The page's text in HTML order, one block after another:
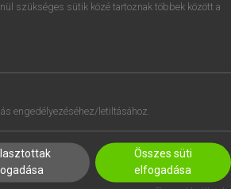
szükséges sütik közé tartoznak többek között a
engedélyezéséhez/letiltásához.
Összes süti
elfogadása